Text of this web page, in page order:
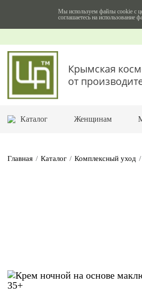
Крымская
от
Каталог Женщинам
Главная Каталог Комплексный уход
Мы используем файлы cookie с
соглашаетесь на использование